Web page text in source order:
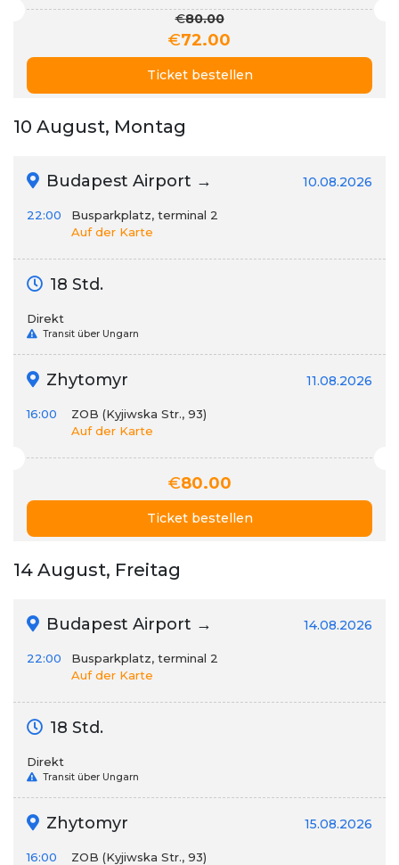
€80.00
€72.00
Ticket bestellen
10 August, Montag
Budapest Airport → 10.08.2026
22:00
Busparkplatz, terminal 2
Auf der Karte
18 Std.
Direkt
Transit über Ungarn
Zhytomyr 11.08.2026
16:00
ZOB (Kyjiwska Str., 93)
Auf der Karte
€80.00
Ticket bestellen
14 August, Freitag
Budapest Airport → 14.08.2026
22:00
Busparkplatz, terminal 2
Auf der Karte
18 Std.
Direkt
Transit über Ungarn
Zhytomyr 15.08.2026
16:00
ZOB (Kyjiwska Str., 93)